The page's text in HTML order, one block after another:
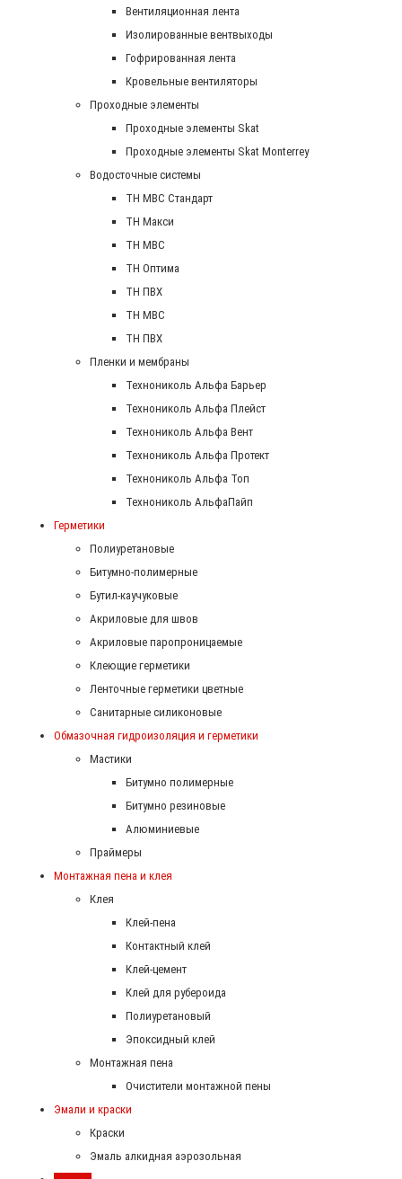
Вентиляционная лента
Изолированные вентвыходы
Гофрированная лента
Кровельные вентиляторы
Проходные элементы
Проходные элементы Skat
Проходные элементы Skat Monterrey
Водосточные системы
TH MBC Стандарт
TH Макси
TH МВС
TH Оптима
TH ПВХ
ТН МВС
ТН ПВХ
Пленки и мембраны
Технониколь Альфа Барьер
Технониколь Альфа Плейст
Технониколь Альфа Вент
Технониколь Альфа Протект
Технониколь Альфа Топ
Технониколь АльфаПайп
Герметики
Полиуретановые
Битумно-полимерные
Бутил-каучуковые
Акриловые для швов
Акриловые паропроницаемые
Клеющие герметики
Ленточные герметики цветные
Санитарные силиконовые
Обмазочная гидроизоляция и герметики
Мастики
Битумно полимерные
Битумно резиновые
Алюминиевые
Праймеры
Монтажная пена и клея
Клея
Клей-пена
Контактный клей
Клей-цемент
Клей для рубероида
Полиуретановый
Эпоксидный клей
Монтажная пена
Очистители монтажной пены
Эмали и краски
Краски
Эмаль алкидная аэрозольная